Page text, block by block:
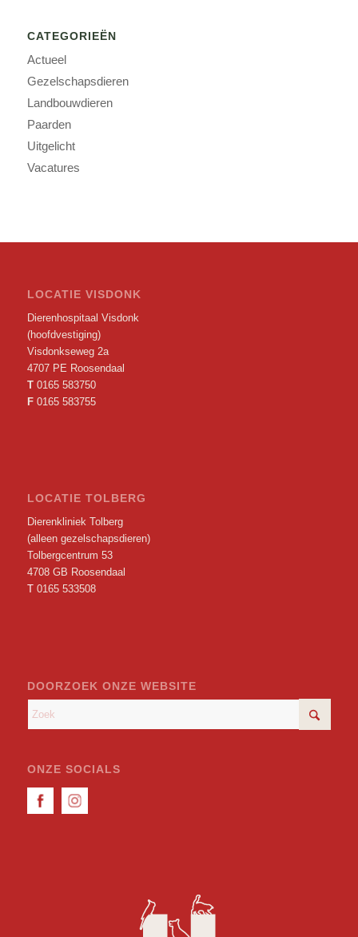
CATEGORIEËN
Actueel
Gezelschapsdieren
Landbouwdieren
Paarden
Uitgelicht
Vacatures
LOCATIE VISDONK
Dierenhospitaal Visdonk
(hoofdvestiging)
Visdonkseweg 2a
4707 PE Roosendaal
T 0165 583750
F 0165 583755
LOCATIE TOLBERG
Dierenkliniek Tolberg
(alleen gezelschapsdieren)
Tolbergcentrum 53
4708 GB Roosendaal
T 0165 533508
DOORZOEK ONZE WEBSITE
ONZE SOCIALS